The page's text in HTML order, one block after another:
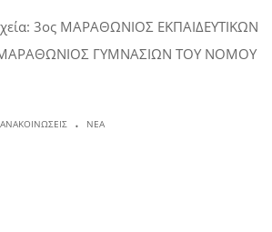
3ος ΜΑΡΑΘΩΝΙΟΣ ΕΚΠΑΙΔΕΥΤΙΚΩΝ
ΓΥΜΝΑΣΙΩΝ ΤΟΥ ΝΟΜΟΥ
ΑΝΑΚΟΙΝΏΣΕΙΣ . ΝΈΑ